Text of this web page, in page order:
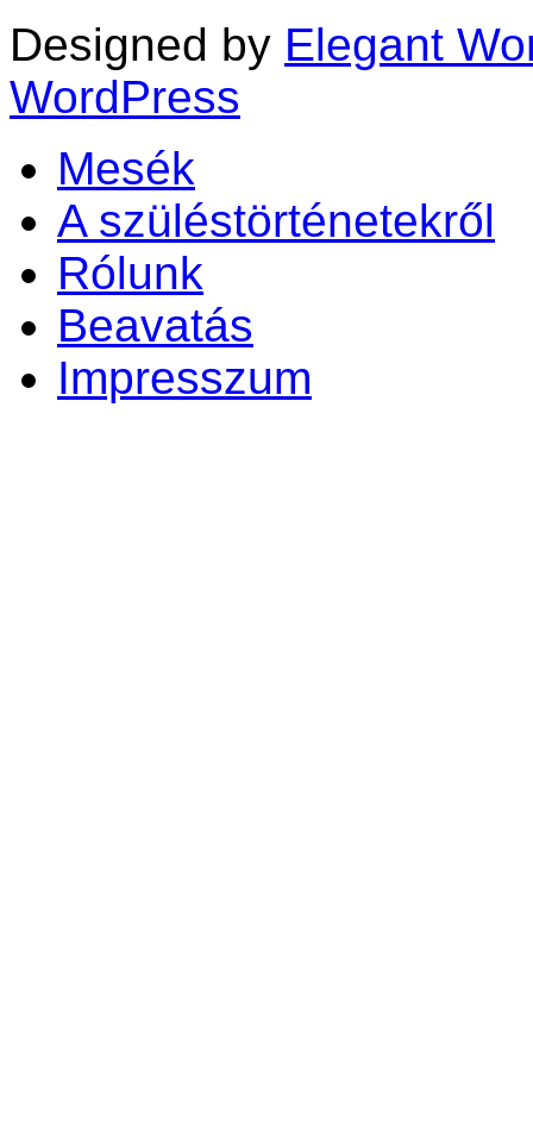
Designed by Elegant
WordPress
Mesék
A szüléstörténetekről
Rólunk
Beavatás
Impresszum